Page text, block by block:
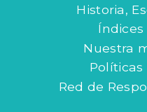
Historia,
Nuestra
Red de